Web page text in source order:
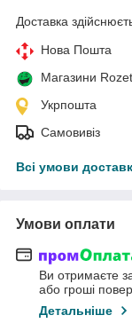
Доставка
Нова Пошта
Магазини
Укрпошта
Самовивіз
Всі умови
Умови оплати
Ви отримаєте
або гроші
Детальніше